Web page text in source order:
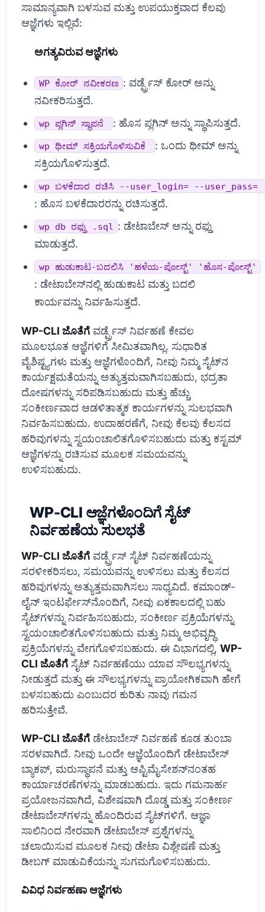
ಸಾಮಾನ್ಯವಾಗಿ ಬಳಸುವ ಮತ್ತು ಉಪಯುಕ್ತವಾದ ಕೆಲವು
ಆಜ್ಞೆಗಳು ಇಲ್ಲಿವೆ:
ಅಗತ್ಯವಿರುವ ಆಜ್ಞೆಗಳು
WP ಕೋರ್ ನವೀಕರಣ : ವರ್ಡ್ಪ್ರೆಸ್ ಕೋರ್ ಅನ್ನು
ನವೀಕರಿಸುತ್ತದೆ.
wp ಪ್ಲಗಿನ್ ಸ್ಥಾಪನೆ : ಹೊಸ ಪ್ಲಗಿನ್ ಅನ್ನು ಸ್ಥಾಪಿಸುತ್ತದೆ.
wp ಥೀಮ್ ಸಕ್ರಿಯಗೊಳಿಸುವಿಕೆ
: ಒಂದು ಥೀಮ್ ಅನ್ನು
ಸಕ್ರಿಯಗೊಳಿಸುತ್ತದೆ.
wp ಬಳಕೆದಾರ ರಚಿಸಿ --user_login= --user_pass=
: ಹೊಸ ಬಳಕೆದಾರರನ್ನು ರಚಿಸುತ್ತದೆ.
wp db ರಫ್ತು .sql : ಡೇಟಾಬೇಸ್ ಅನ್ನು ರಫ್ತು
ಮಾಡುತ್ತದೆ.
wp ಹುಡುಕಾಟ-ಬದಲಿಸಿ 'ಹಳೆಯ-ಪೋಸ್ಟ್' 'ಹೊಸ-ಪೋಸ್ಟ್'
: ಡೇಟಾಬೇಸ್‌ನಲ್ಲಿ ಹುಡುಕಾಟ ಮತ್ತು ಬದಲಿ
ಕಾರ್ಯವನ್ನು ನಿರ್ವಹಿಸುತ್ತದೆ.
WP-CLI ಜೊತೆಗೆ ವರ್ಡ್ಪ್ರೆಸ್ ನಿರ್ವಹಣೆ ಕೇವಲ
ಮೂಲಭೂತ ಆಜ್ಞೆಗಳಿಗೆ ಸೀಮಿತವಾಗಿಲ್ಲ. ಸುಧಾರಿತ
ವೈಶಿಷ್ಟ್ಯಗಳು ಮತ್ತು ಆಜ್ಞೆಗಳೊಂದಿಗೆ, ನೀವು ನಿಮ್ಮ ಸೈಟ್‌ನ
ಕಾರ್ಯಕ್ಷಮತೆಯನ್ನು ಅತ್ಯುತ್ತಮವಾಗಿಸಬಹುದು, ಭದ್ರತಾ
ದೋಷಗಳನ್ನು ಸರಿಪಡಿಸಬಹುದು ಮತ್ತು ಹೆಚ್ಚು
ಸಂಕೀರ್ಣವಾದ ಆಡಳಿತಾತ್ಮಕ ಕಾರ್ಯಗಳನ್ನು ಸುಲಭವಾಗಿ
ನಿರ್ವಹಿಸಬಹುದು. ಉದಾಹರಣೆಗೆ, ನೀವು ಕೆಲವು ಕೆಲಸದ
ಹರಿವುಗಳನ್ನು ಸ್ವಯಂಚಾಲಿತಗೊಳಿಸಬಹುದು ಮತ್ತು ಕಸ್ಟಮ್
ಆಜ್ಞೆಗಳನ್ನು ರಚಿಸುವ ಮೂಲಕ ಸಮಯವನ್ನು
ಉಳಿಸಬಹುದು.
WP-CLI ಆಜ್ಞೆಗಳೊಂದಿಗೆ ಸೈಟ್
ನಿರ್ವಹಣೆಯ ಸುಲಭತೆ
WP-CLI ಜೊತೆಗೆ ವರ್ಡ್ಪ್ರೆಸ್ ಸೈಟ್ ನಿರ್ವಹಣೆಯನ್ನು
ಸರಳೀಕರಿಸಲು, ಸಮಯವನ್ನು ಉಳಿಸಲು ಮತ್ತು ಕೆಲಸದ
ಹರಿವುಗಳನ್ನು ಅತ್ಯುತ್ತಮವಾಗಿಸಲು ಸಾಧ್ಯವಿದೆ. ಕಮಾಂಡ್-
ಲೈನ್ ಇಂಟರ್ಫೇಸ್‌ನೊಂದಿಗೆ, ನೀವು ಏಕಕಾಲದಲ್ಲಿ ಬಹು
ಸೈಟ್‌ಗಳನ್ನು ನಿರ್ವಹಿಸಬಹುದು, ಸಂಕೀರ್ಣ ಪ್ರಕ್ರಿಯೆಗಳನ್ನು
ಸ್ವಯಂಚಾಲಿತಗೊಳಿಸಬಹುದು ಮತ್ತು ನಿಮ್ಮ ಅಭಿವೃದ್ಧಿ
ಪ್ರಕ್ರಿಯೆಗಳನ್ನು ವೇಗಗೊಳಿಸಬಹುದು. ಈ ವಿಭಾಗದಲ್ಲಿ, WP-
CLI ಜೊತೆಗೆ ಸೈಟ್ ನಿರ್ವಹಣೆಯು ಯಾವ ಸೌಲಭ್ಯಗಳನ್ನು
ನೀಡುತ್ತದೆ ಮತ್ತು ಈ ಸೌಲಭ್ಯಗಳನ್ನು ಪ್ರಾಯೋಗಿಕವಾಗಿ ಹೇಗೆ
ಬಳಸಬಹುದು ಎಂಬುದರ ಕುರಿತು ನಾವು ಗಮನ
ಹರಿಸುತ್ತೇವೆ.
WP-CLI ಜೊತೆಗೆ ಡೇಟಾಬೇಸ್ ನಿರ್ವಹಣೆ ಕೂಡ ತುಂಬಾ
ಸರಳವಾಗಿದೆ. ನೀವು ಒಂದೇ ಆಜ್ಞೆಯೊಂದಿಗೆ ಡೇಟಾಬೇಸ್
ಬ್ಯಾಕಪ್, ಮರುಸ್ಥಾಪನೆ ಮತ್ತು ಆಪ್ಟಿಮೈಸೇಶನ್‌ನಂತಹ
ಕಾರ್ಯಾಚರಣೆಗಳನ್ನು ಮಾಡಬಹುದು. ಇದು ಗಮನಾರ್ಹ
ಪ್ರಯೋಜನವಾಗಿದೆ, ವಿಶೇಷವಾಗಿ ದೊಡ್ಡ ಮತ್ತು ಸಂಕೀರ್ಣ
ಡೇಟಾಬೇಸ್‌ಗಳನ್ನು ಹೊಂದಿರುವ ಸೈಟ್‌ಗಳಿಗೆ. ಆಜ್ಞಾ
ಸಾಲಿನಿಂದ ನೇರವಾಗಿ ಡೇಟಾಬೇಸ್ ಪ್ರಶ್ನೆಗಳನ್ನು
ಚಲಾಯಿಸುವ ಮೂಲಕ ನೀವು ಡೇಟಾ ವಿಶ್ಲೇಷಣೆ ಮತ್ತು
ಡೀಬಗ್ ಮಾಡುವಿಕೆಯನ್ನು ಸುಗಮಗೊಳಿಸಬಹುದು.
ವಿವಿಧ ನಿರ್ವಹಣಾ ಆಜ್ಞೆಗಳು